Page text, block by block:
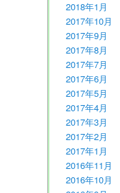
2018年1月
2017年10月
2017年9月
2017年8月
2017年7月
2017年6月
2017年5月
2017年4月
2017年3月
2017年2月
2017年1月
2016年11月
2016年10月